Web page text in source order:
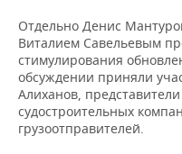
Отдельно Денис
Виталием Савельевым
стимулирования
обсуждении приняли
Алиханов,
судостроительных
грузоотправителей.